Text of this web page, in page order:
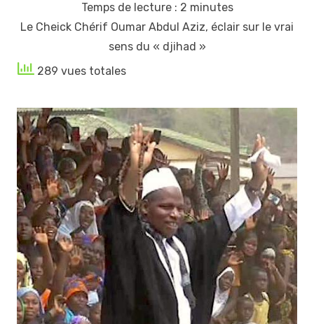
Temps de lecture : 2 minutes
Le Cheick Chérif Oumar Abdul Aziz, éclair sur le vrai
sens du « djihad »
289 vues totales